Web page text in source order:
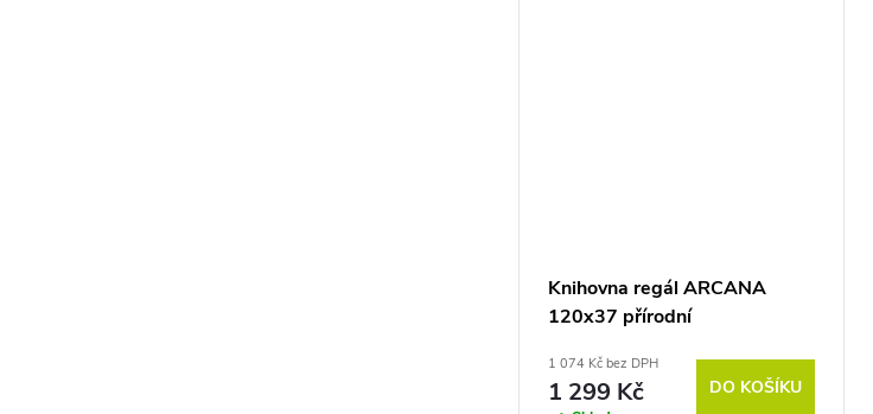
Knihovna regál ARCANA
120x37 přírodní
1 074 Kč bez DPH
1 299 Kč DO KOŠÍKU